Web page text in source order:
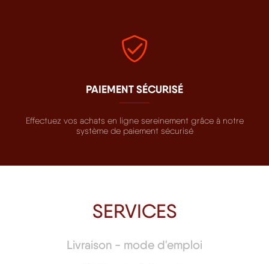
PAIEMENT SÉCURISÉ
Effectuez vos achats en ligne sereinement grâce à notre
système de paiement sécurisé
SERVICES
Livraison - mode d'emploi